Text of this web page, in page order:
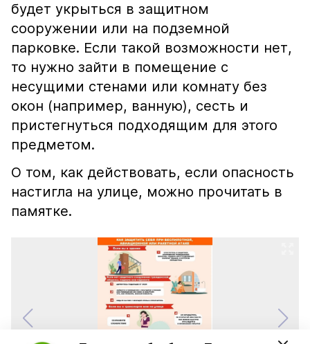
будет укрыться в защитном
сооружении или на подземной
парковке. Если такой возможности нет,
то нужно зайти в помещение с
несущими стенами или комнату без
окон (например, ванную), сесть и
пристегнуться подходящим для этого
предметом.
О том, как действовать, если опасность
настигла на улице, можно прочитать в
памятке.